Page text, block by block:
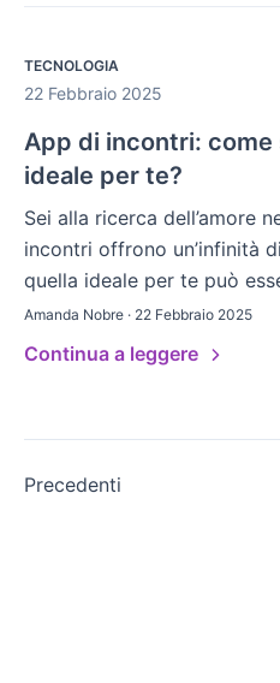
TECNOLOGIA
22 Febbraio 2025
App di incontri:
ideale per te?
Sei alla ricerca dell’amore
incontri offrono un’infinità
quella ideale per te può
Amanda Nobre · 22 Febbraio 2025
Continua a leggere
Paginazione
Precedenti